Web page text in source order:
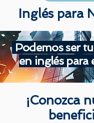
Inglés para
Podemos ser
en inglés para
¡Conozca